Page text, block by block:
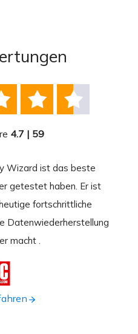
 
4.7 | 59
Wizard ist das beste
getestet haben. Er ist
fortschrittliche
Datenwiederherstellung
macht .